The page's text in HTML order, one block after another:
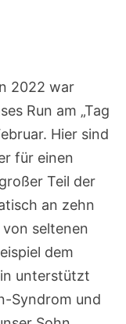
2022 war
Run am „Tag
Hier sind
für einen
Teil der
an zehn
seltenen
dem
unterstützt
Syndrom und